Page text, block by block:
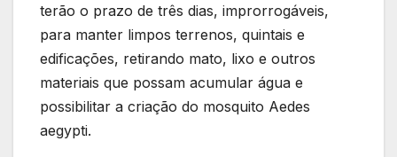
terão o prazo de três dias, improrrogáveis,
para manter limpos terrenos, quintais e
edificações, retirando mato, lixo e outros
materiais que possam acumular água e
possibilitar a criação do mosquito Aedes
aegypti.